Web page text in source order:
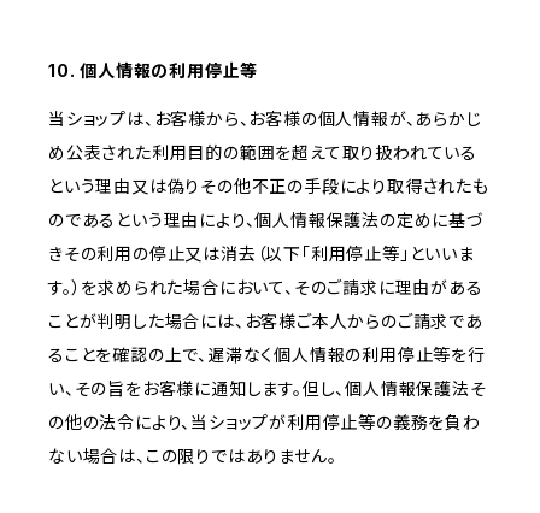
10. 個人情報の利用停止等
当ショップは、お客様から、お客様の個人情報が、あらかじ
め公表された利用目的の範囲を超えて取り扱われている
という理由又は偽りその他不正の手段により取得されたも
のであるという理由により、個人情報保護法の定めに基づ
きその利用の停止又は消去（以下「利用停止等」といいま
す。）を求められた場合において、そのご請求に理由がある
ことが判明した場合には、お客様ご本人からのご請求であ
ることを確認の上で、遅滞なく個人情報の利用停止等を行
い、その旨をお客様に通知します。但し、個人情報保護法そ
の他の法令により、当ショップが利用停止等の義務を負わ
ない場合は、この限りではありません。